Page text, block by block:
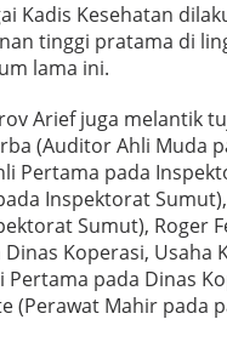
Kadis Kesehatan
tinggi pratama di
lama ini.
Arief juga melantik
(Auditor Ahli Muda
Pertama pada
Inspektorat
Sumut), Roger
Koperasi, Usaha
pada Dinas
(Perawat Mahir pada